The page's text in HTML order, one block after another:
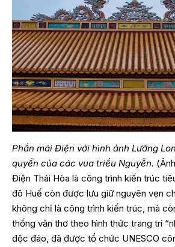
Phần mái Điện với hình ảnh Lưỡng
quyền của các vua triều Nguyễn.
Điện Thái Hòa là công trình kiến trúc
đô Huế còn được lưu giữ nguyên vẹn
không chỉ là công trình kiến trúc, mà
thống văn thơ theo hình thức trang trí
độc đáo, đã được tổ chức UNESCO